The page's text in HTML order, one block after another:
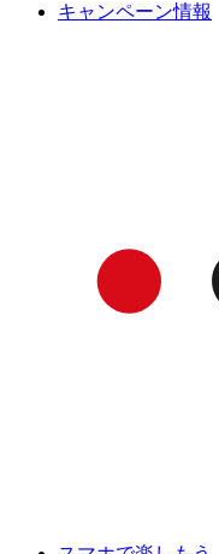
キャンペーン情報